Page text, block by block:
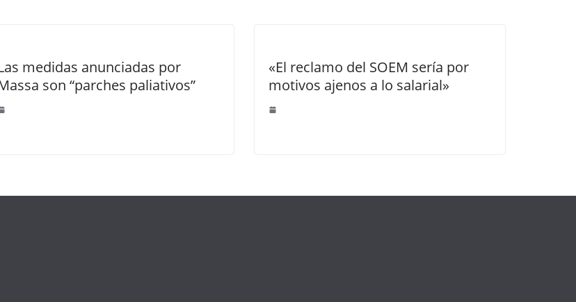
medidas anunciadas por
son “parches paliativos”
«El reclamo del SOEM sería por
motivos ajenos a lo salarial»